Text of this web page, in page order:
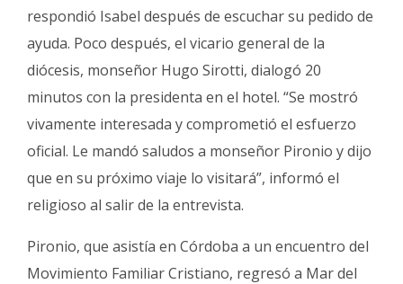
respondió Isabel después de escuchar su pedido de
ayuda. Poco después, el vicario general de la
diócesis, monseñor Hugo Sirotti, dialogó 20
minutos con la presidenta en el hotel. “Se mostró
vivamente interesada y comprometió el esfuerzo
oficial. Le mandó saludos a monseñor Pironio y dijo
que en su próximo viaje lo visitará”, informó el
religioso al salir de la entrevista.
Pironio, que asistía en Córdoba a un encuentro del
Movimiento Familiar Cristiano, regresó a Mar del